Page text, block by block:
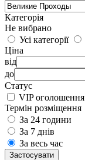
Категорія
Не вибрано
Усі категорії
Ціна
від
до
Статус
VIP оголошення
Термін розміщення
За 24 години
За 7 днів
За весь час
Застосувати